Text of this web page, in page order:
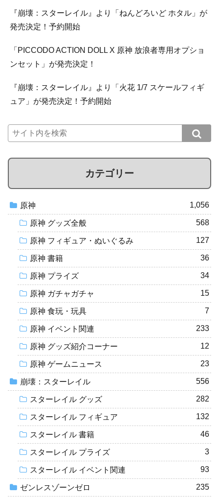
『崩壊：スターレイル』より「ねんどろいど ホタル」が
発売決定！予約開始
「PICCODO ACTION DOLL X 原神 放浪者専用オプショ
ンセット」が発売決定！
『崩壊：スターレイル』より「火花 1/7 スケールフィギ
ュア」が発売決定！予約開始
カテゴリー
原神 1,056
原神 グッズ全般 568
原神 フィギュア・ぬいぐるみ 127
原神 書籍 36
原神 プライズ 34
原神 ガチャガチャ 15
原神 食玩・玩具 7
原神 イベント関連 233
原神 グッズ紹介コーナー 12
原神 ゲームニュース 23
崩壊：スターレイル 556
スターレイル グッズ 282
スターレイル フィギュア 132
スターレイル 書籍 46
スターレイル プライズ 3
スターレイル イベント関連 93
ゼンレスゾーンゼロ 235